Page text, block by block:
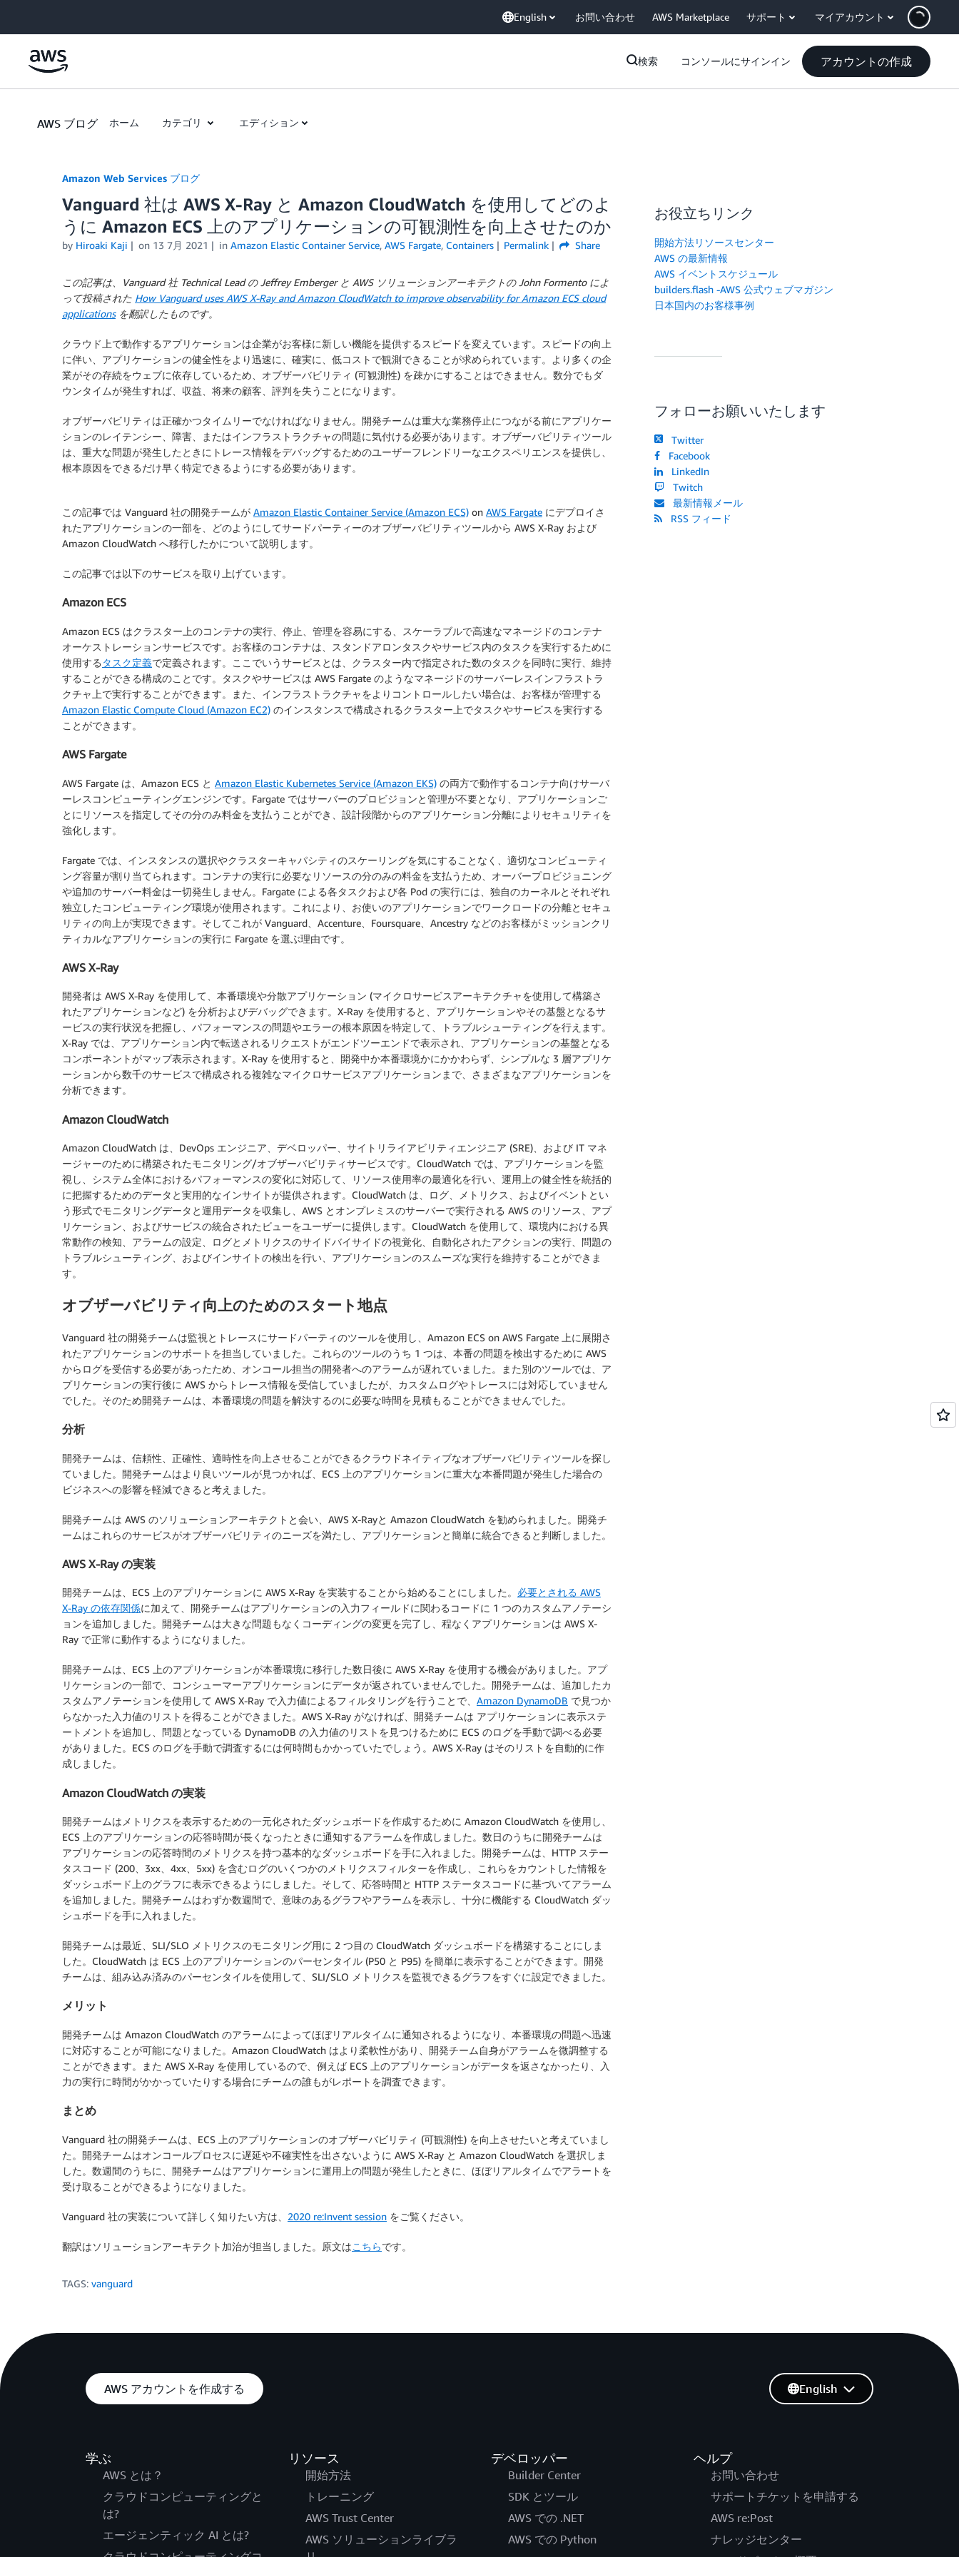
English お問い合わせ AWS Marketplace サポート マイアカウント
検索 コンソールにサインイン アカウントの作成
AWS ブログ ホーム カテゴリ エディション
Amazon Web Services ブログ
Vanguard 社は AWS X-Ray と Amazon CloudWatch を使用してどのよ
うに Amazon ECS 上のアプリケーションの可観測性を向上させたのか
by Hiroaki Kaji on 13 7月 2021 in Amazon Elastic Container Service, AWS Fargate, Containers Permalink Share
この記事は、Vanguard 社 Technical Lead の Jeffrey Emberger と AWS ソリューションアーキテクトの John Formento によ
って投稿された How Vanguard uses AWS X-Ray and Amazon CloudWatch to improve observability for Amazon ECS cloud
applicationsを翻訳したものです。
クラウド上で動作するアプリケーションは企業がお客様に新しい機能を提供するスピードを変えています。スピードの向上
に伴い、アプリケーションの健全性をより迅速に、確実に、低コストで観測できることが求められています。より多くの企
業がその存続をウェブに依存しているため、オブザーバビリティ (可観測性) を疎かにすることはできません。数分でもダ
ウンタイムが発生すれば、収益、将来の顧客、評判を失うことになります。
オブザーバビリティは正確かつタイムリーでなければなりません。開発チームは重大な業務停止につながる前にアプリケー
ションのレイテンシー、障害、またはインフラストラクチャの問題に気付ける必要があります。オブザーバビリティツール
は、重大な問題が発生したときにトレース情報をデバッグするためのユーザーフレンドリーなエクスペリエンスを提供し、
根本原因をできるだけ早く特定できるようにする必要があります。
この記事では Vanguard 社の開発チームが Amazon Elastic Container Service (Amazon ECS) on AWS Fargate にデプロイさ
れたアプリケーションの一部を、どのようにしてサードパーティーのオブザーバビリティツールから AWS X-Ray および
Amazon CloudWatch へ移行したかについて説明します。
この記事では以下のサービスを取り上げています。
Amazon ECS
Amazon ECS はクラスター上のコンテナの実行、停止、管理を容易にする、スケーラブルで高速なマネージドのコンテナ
オーケストレーションサービスです。お客様のコンテナは、スタンドアロンタスクやサービス内のタスクを実行するために
使用する タスク定義で定義されます。ここでいうサービスとは、クラスター内で指定された数のタスクを同時に実行、維持
することができる構成のことです。タスクやサービスは AWS Fargate のようなマネージドのサーバーレスインフラストラ
クチャ上で実行することができます。また、インフラストラクチャをよりコントロールしたい場合は、お客様が管理する
Amazon Elastic Compute Cloud (Amazon EC2) のインスタンスで構成されるクラスター上でタスクやサービスを実行する
ことができます。
AWS Fargate
AWS Fargate は、Amazon ECS と Amazon Elastic Kubernetes Service (Amazon EKS) の両方で動作するコンテナ向けサーバ
ーレスコンピューティングエンジンです。Fargate ではサーバーのプロビジョンと管理が不要となり、アプリケーションご
とにリソースを指定してその分のみ料金を支払うことができ、設計段階からのアプリケーション分離によりセキュリティを
強化します。
Fargate では、インスタンスの選択やクラスターキャパシティのスケーリングを気にすることなく、適切なコンピューティ
ング容量が割り当てられます。コンテナの実行に必要なリソースの分のみの料金を支払うため、オーバープロビジョニング
や追加のサーバー料金は一切発生しません。Fargate による各タスクおよび各 Pod の実行には、独自のカーネルとそれぞれ
独立したコンピューティング環境が使用されます。これにより、お使いのアプリケーションでワークロードの分離とセキュ
リティの向上が実現できます。そしてこれが Vanguard、Accenture、Foursquare、Ancestry などのお客様がミッションクリ
ティカルなアプリケーションの実行に Fargate を選ぶ理由です。
AWS X-Ray
開発者は AWS X-Ray を使用して、本番環境や分散アプリケーション (マイクロサービスアーキテクチャを使用して構築さ
れたアプリケーションなど) を分析およびデバッグできます。X-Ray を使用すると、アプリケーションやその基盤となるサ
ービスの実行状況を把握し、パフォーマンスの問題やエラーの根本原因を特定して、トラブルシューティングを行えます。
X-Ray では、アプリケーション内で転送されるリクエストがエンドツーエンドで表示され、アプリケーションの基盤となる
コンポーネントがマップ表示されます。X-Ray を使用すると、開発中か本番環境かにかかわらず、シンプルな 3 層アプリケ
ーションから数千のサービスで構成される複雑なマイクロサービスアプリケーションまで、さまざまなアプリケーションを
分析できます。
Amazon CloudWatch
Amazon CloudWatch は、DevOps エンジニア、デベロッパー、サイトリライアビリティエンジニア (SRE)、および IT マネ
ージャーのために構築されたモニタリング/オブザーバビリティサービスです。CloudWatch では、アプリケーションを監
視し、システム全体におけるパフォーマンスの変化に対応して、リソース使用率の最適化を行い、運用上の健全性を統括的
に把握するためのデータと実用的なインサイトが提供されます。CloudWatch は、ログ、メトリクス、およびイベントとい
う形式でモニタリングデータと運用データを収集し、AWS とオンプレミスのサーバーで実行される AWS のリソース、アプ
リケーション、およびサービスの統合されたビューをユーザーに提供します。CloudWatch を使用して、環境内における異
常動作の検知、アラームの設定、ログとメトリクスのサイドバイサイドの視覚化、自動化されたアクションの実行、問題の
トラブルシューティング、およびインサイトの検出を行い、アプリケーションのスムーズな実行を維持することができま
す。
オブザーバビリティ向上のためのスタート地点
Vanguard 社の開発チームは監視とトレースにサードパーティのツールを使用し、Amazon ECS on AWS Fargate 上に展開さ
れたアプリケーションのサポートを担当していました。これらのツールのうち 1 つは、本番の問題を検出するために AWS
からログを受信する必要があったため、オンコール担当の開発者へのアラームが遅れていました。また別のツールでは、ア
プリケーションの実行後に AWS からトレース情報を受信していましたが、カスタムログやトレースには対応していません
でした。そのため開発チームは、本番環境の問題を解決するのに必要な時間を見積もることができませんでした。
分析
開発チームは、信頼性、正確性、適時性を向上させることができるクラウドネイティブなオブザーバビリティツールを探し
ていました。開発チームはより良いツールが見つかれば、ECS 上のアプリケーションに重大な本番問題が発生した場合の
ビジネスへの影響を軽減できると考えました。
開発チームは AWS のソリューションアーキテクトと会い、AWS X-Rayと Amazon CloudWatch を勧められました。開発チ
ームはこれらのサービスがオブザーバビリティのニーズを満たし、アプリケーションと簡単に統合できると判断しました。
AWS X-Ray の実装
開発チームは、ECS 上のアプリケーションに AWS X-Ray を実装することから始めることにしました。 必要とされる AWS
X-Ray の依存関係に加えて、開発チームはアプリケーションの入力フィールドに関わるコードに 1 つのカスタムアノテーシ
ョンを追加しました。開発チームは大きな問題もなくコーディングの変更を完了し、程なくアプリケーションは AWS X-
Ray で正常に動作するようになりました。
開発チームは、ECS 上のアプリケーションが本番環境に移行した数日後に AWS X-Ray を使用する機会がありました。アプ
リケーションの一部で、コンシューマーアプリケーションにデータが返されていませんでした。開発チームは、追加したカ
スタムアノテーションを使用して AWS X-Ray で入力値によるフィルタリングを行うことで、 Amazon DynamoDB で見つか
らなかった入力値のリストを得ることができました。AWS X-Ray がなければ、開発チームは アプリケーションに表示ステ
ートメントを追加し、問題となっている DynamoDB の入力値のリストを見つけるために ECS のログを手動で調べる必要
がありました。ECS のログを手動で調査するには何時間もかかっていたでしょう。AWS X-Ray はそのリストを自動的に作
成しました。
Amazon CloudWatch の実装
開発チームはメトリクスを表示するための一元化されたダッシュボードを作成するために Amazon CloudWatch を使用し、
ECS 上のアプリケーションの応答時間が長くなったときに通知するアラームを作成しました。数日のうちに開発チームは
アプリケーションの応答時間のメトリクスを持つ基本的なダッシュボードを手に入れました。開発チームは、HTTP ステー
タスコード (200、3xx、4xx、5xx) を含むログのいくつかのメトリクスフィルターを作成し、これらをカウントした情報を
ダッシュボード上のグラフに表示できるようにしました。そして、応答時間と HTTP ステータスコードに基づいてアラーム
を追加しました。開発チームはわずか数週間で、意味のあるグラフやアラームを表示し、十分に機能する CloudWatch ダッ
シュボードを手に入れました。
開発チームは最近、SLI/SLO メトリクスのモニタリング用に 2 つ目の CloudWatch ダッシュボードを構築することにしま
した。CloudWatch は ECS 上のアプリケーションのパーセンタイル (P50 と P95) を簡単に表示することができます。開発
チームは、組み込み済みのパーセンタイルを使用して、SLI/SLO メトリクスを監視できるグラフをすぐに設定できました。
メリット
開発チームは Amazon CloudWatch のアラームによってほぼリアルタイムに通知されるようになり、本番環境の問題へ迅速
に対応することが可能になりました。Amazon CloudWatch はより柔軟性があり、開発チーム自身がアラームを微調整する
ことができます。また AWS X-Ray を使用しているので、例えば ECS 上のアプリケーションがデータを返さなかったり、入
力の実行に時間がかかっていたりする場合にチームの誰もがレポートを調査できます。
まとめ
Vanguard 社の開発チームは、ECS 上のアプリケーションのオブザーバビリティ (可観測性) を向上させたいと考えていまし
た。開発チームはオンコールプロセスに遅延や不確実性を出さないように AWS X-Ray と Amazon CloudWatch を選択しま
した。数週間のうちに、開発チームはアプリケーションに運用上の問題が発生したときに、ほぼリアルタイムでアラートを
受け取ることができるようになりました。
Vanguard 社の実装について詳しく知りたい方は、 2020 re:Invent session をご覧ください。
翻訳はソリューションアーキテクト加治が担当しました。原文はこちらです。
TAGS: vanguard
お役立ちリンク
開始方法リソースセンター
AWS の最新情報
AWS イベントスケジュール
builders.flash -AWS 公式ウェブマガジン
日本国内のお客様事例
フォローお願いいたします
Twitter
Facebook
LinkedIn
Twitch
最新情報メール
RSS フィード
AWS アカウントを作成する
学ぶ
AWS とは？
クラウドコンピューティングと
は?
エージェンティック AI とは?
リソース
開始方法
トレーニング
AWS Trust Center
AWS ソリューションライブラ
デベロッパー
Builder Center
SDK とツール
AWS での .NET
AWS での Python
ヘルプ
お問い合わせ
サポートチケットを申請する
AWS re:Post
ナレッジセンター
English